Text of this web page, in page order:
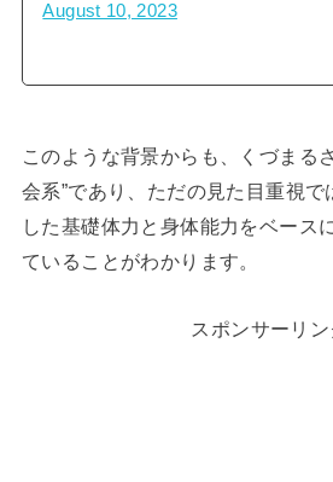
August 10, 2023
このような背景からも、くづまる
会系”であり、ただの見た目重視で
した基礎体力と身体能力をベース
ていることがわかります。
スポンサーリン